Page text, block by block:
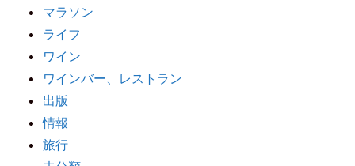
マラソン
ライフ
ワイン
ワインバー、レストラン
出版
情報
旅行